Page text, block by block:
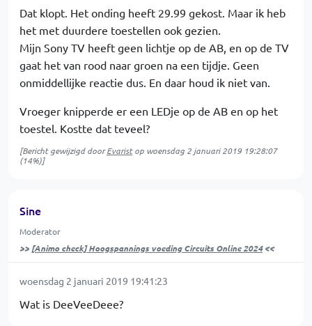
Dat klopt. Het onding heeft 29.99 gekost. Maar ik heb
het met duurdere toestellen ook gezien.
Mijn Sony TV heeft geen lichtje op de AB, en op de TV
gaat het van rood naar groen na een tijdje. Geen
onmiddellijke reactie dus. En daar houd ik niet van.
Vroeger knipperde er een LEDje op de AB en op het
toestel. Kostte dat teveel?
[Bericht gewijzigd doorEvaristop woensdag 2 januari 2019 19:28:07
(14%)]
Sine
Moderator
>> [Animo check] Hoogspannings voeding Circuits Online 2024<<
woensdag 2 januari 2019 19:41:23
Wat is DeeVeeDeee?